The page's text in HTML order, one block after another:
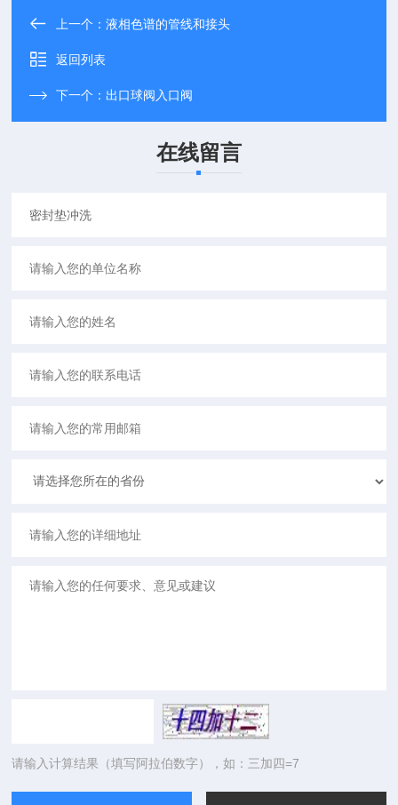
上一个：液相色谱的管线和接头
返回列表
下一个： 出口球阀入口阀
在线留言
请输入计算结果（填写阿拉伯数字），如：三加四=7